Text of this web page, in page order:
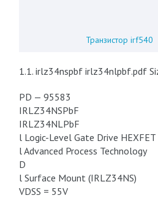
Транзистор irf540
1.1. irlz34nspbf irlz34nlpbf.pdf
PD — 95583
IRLZ34NSPbF
IRLZ34NLPbF
l Logic-Level Gate Drive
l Advanced Process Technology
D
l Surface Mount (IRLZ34NS)
VDSS = 55V